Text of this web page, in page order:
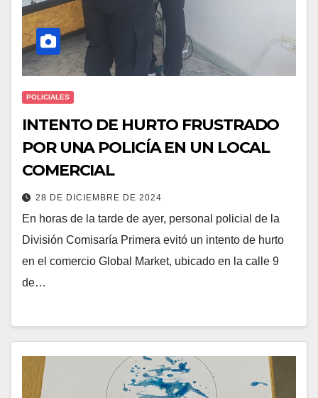
POLICIALES
INTENTO DE HURTO FRUSTRADO
POR UNA POLICÍA EN UN LOCAL
COMERCIAL
28 DE DICIEMBRE DE 2024
En horas de la tarde de ayer, personal policial de la
División Comisaría Primera evitó un intento de hurto
en el comercio Global Market, ubicado en la calle 9
de…